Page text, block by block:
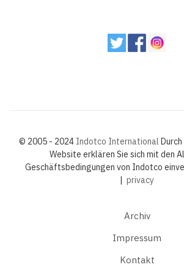
© 2005 - 2024 Indotco International
Website erklären Sie sich mit den
Geschäftsbedingungen von Indotco
privacy
Archiv
Impressum
Kontakt